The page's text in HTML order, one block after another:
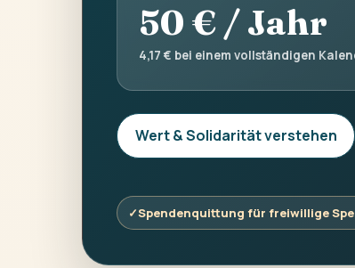
50 € / Jahr
4,17 € bei einem vollständigen
Wert & Solidarität verstehen
✓Spendenquittung für freiwillige